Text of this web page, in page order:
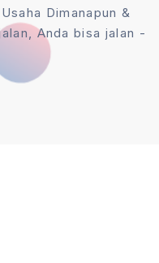
Dimanapun &
Anda bisa jalan -